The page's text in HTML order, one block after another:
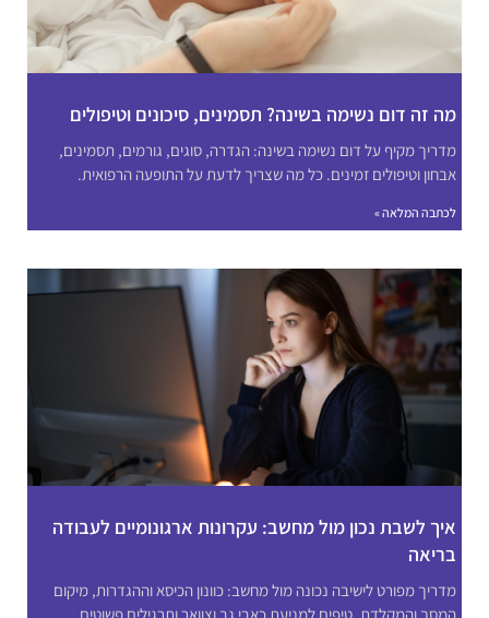
מה זה דום נשימה בשינה? תסמינים, סיכונים וטיפולים
מדריך מקיף על דום נשימה בשינה: הגדרה, סוגים, גורמים, תסמינים,
אבחון וטיפולים זמינים. כל מה שצריך לדעת על התופעה הרפואית.
לכתבה המלאה »
איך לשבת נכון מול מחשב: עקרונות ארגונומיים לעבודה
בריאה
מדריך מפורט לישיבה נכונה מול מחשב: כוונון הכיסא וההגדרות, מיקום